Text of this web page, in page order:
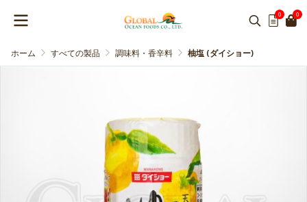
0 0
ホーム すべての製品 調味料・香辛料 柚塩 (ダイショー)